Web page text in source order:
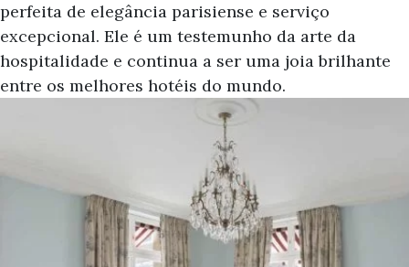
perfeita de elegância parisiense e serviço
excepcional. Ele é um testemunho da arte da
hospitalidade e continua a ser uma joia brilhante
entre os melhores hotéis do mundo.